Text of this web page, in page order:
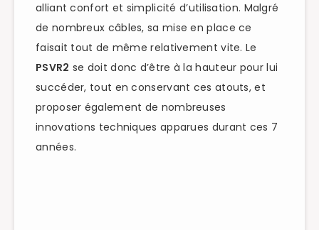
alliant confort et simplicité d’utilisation. Malgré
de nombreux câbles, sa mise en place ce
faisait tout de même relativement vite. Le
PSVR2 se doit donc d’être à la hauteur pour lui
succéder, tout en conservant ces atouts, et
proposer également de nombreuses
innovations techniques apparues durant ces 7
années.